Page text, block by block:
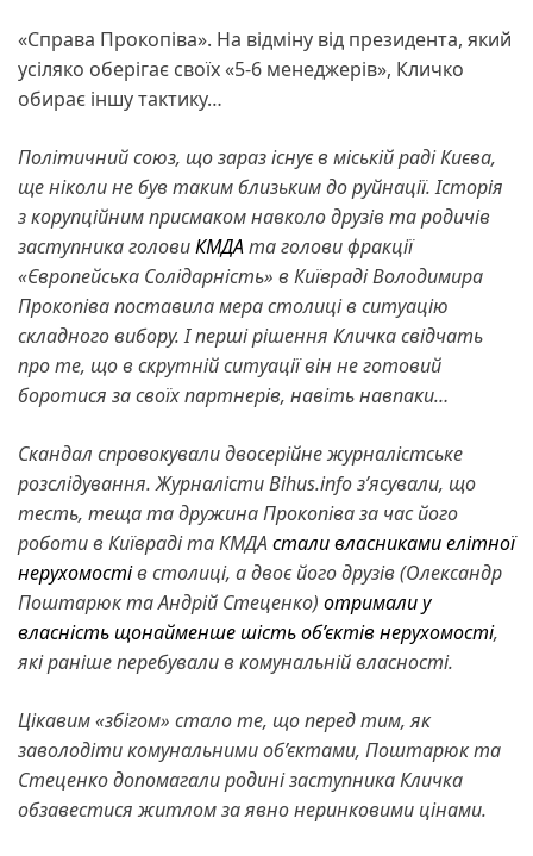
«Справа Прокопіва». На відміну від президента, який
усіляко оберігає своїх «5-6 менеджерів», Кличко
обирає іншу тактику…
Політичний союз, що зараз існує в міській раді Києва,
ще ніколи не був таким близьким до руйнації. Історія
з корупційним присмаком навколо друзів та родичів
заступника головиКМДАта голови фракції
«Європейська Солідарність» в Київраді Володимира
Прокопіва поставила мера столиці в ситуацію
складного вибору. І перші рішення Кличка свідчать
про те, що в скрутній ситуації він не готовий
боротися за своїх партнерів, навіть навпаки…
Скандал спровокували двосерійне журналістське
розслідування. Журналісти Bihus.іnfo з’ясували, що
тесть, теща та дружина Прокопіва за час його
роботи в Київраді та КМДАстали власниками елітної
нерухомостів столиці, а двоє його друзів (Олександр
Поштарюк та Андрій Стеценко) отримали у
власність щонайменше шість об’єктів нерухомості,
які раніше перебували в комунальній власності.
Цікавим «збігом» стало те, що перед тим, як
заволодіти комунальними об’єктами, Поштарюк та
Стеценко допомагали родині заступника Кличка
обзавестися житлом за явно неринковими цінами.